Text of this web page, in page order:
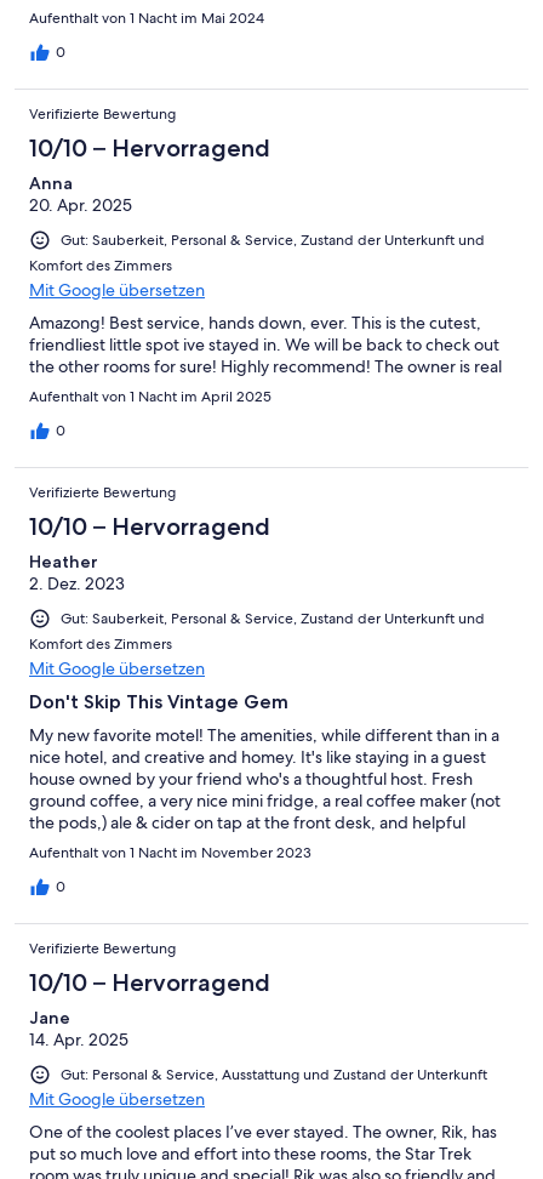
Aufenthalt von 1 Nacht im Mai 2024
0
Verifizierte Bewertung
10/10 – Hervorragend
Anna
20. Apr. 2025
Gut: Sauberkeit, Personal & Service, Zustand der Unterkunft und
Komfort des Zimmers
Mit Google übersetzen
Amazong! Best service, hands down, ever. This is the cutest,
friendliest little spot ive stayed in. We will be back to check out
the other rooms for sure! Highly recommend! The owner is real
Aufenthalt von 1 Nacht im April 2025
0
Verifizierte Bewertung
10/10 – Hervorragend
Heather
2. Dez. 2023
Gut: Sauberkeit, Personal & Service, Zustand der Unterkunft und
Komfort des Zimmers
Mit Google übersetzen
Don't Skip This Vintage Gem
My new favorite motel! The amenities, while different than in a
nice hotel, and creative and homey. It's like staying in a guest
house owned by your friend who's a thoughtful host. Fresh
ground coffee, a very nice mini fridge, a real coffee maker (not
the pods,) ale & cider on tap at the front desk, and helpful
suggestions from locals who really care. I can't wait to stay here
Aufenthalt von 1 Nacht im November 2023
0
Verifizierte Bewertung
10/10 – Hervorragend
Jane
14. Apr. 2025
Gut: Personal & Service, Ausstattung und Zustand der Unterkunft
Mit Google übersetzen
One of the coolest places I’ve ever stayed. The owner, Rik, has
put so much love and effort into these rooms, the Star Trek